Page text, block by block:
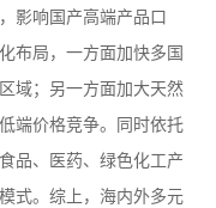
影响国产高端产品口
布局，一方面加快多国
域；另一方面加大天然
端价格竞争。同时依托
品、医药、绿色化工产
式。综上，海内外多元